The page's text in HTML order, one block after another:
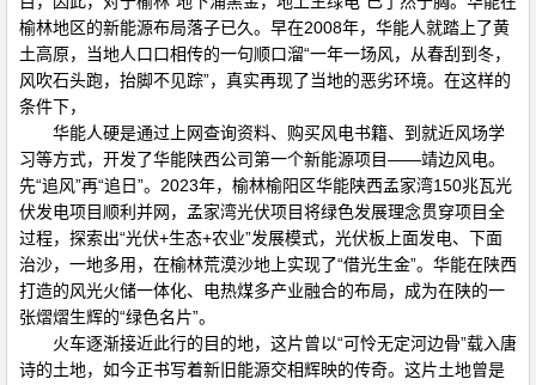
榆林地区的新能源布局落子已久。早在2008年，华能人就踏上了黄
土高原，当地人口口相传的一句顺口溜“一年一场风，从春刮到冬，
风吹石头跑，抬脚不见踪”，真实再现了当地的恶劣环境。在这样的
条件下，
华能人硬是通过上网查询资料、购买风电书籍、到就近风场学
习等方式，开发了华能陕西公司第一个新能源项目——靖边风电。
先“追风”再“追日”。2023年，榆林榆阳区华能陕西孟家湾150兆瓦光
伏发电项目顺利并网，孟家湾光伏项目将绿色发展理念贯穿项目全
过程，探索出“光伏+生态+农业”发展模式，光伏板上面发电、下面
治沙，一地多用，在榆林荒漠沙地上实现了“借光生金”。华能在陕西
打造的风光火储一体化、电热煤多产业融合的布局，成为在陕的一
张熠熠生辉的“绿色名片”。
火车逐渐接近此行的目的地，这片曾以“可怜无定河边骨”载入唐
诗的土地，如今正书写着新旧能源交相辉映的传奇。这片土地曾是